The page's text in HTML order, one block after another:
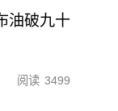
油破九十
阅读 3499